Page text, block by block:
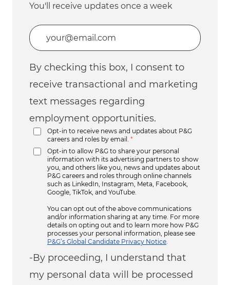
You'll receive updates once a week
Enter Email address (Required)
By checking this box, I consent to
receive transactional and marketing
text messages regarding
employment opportunities.
Opt-in to receive news and updates about P&G
careers and roles by email.
*
Opt-in to allow P&G to share your personal
information with its advertising partners to show
you, and others like you, news and updates about
P&G careers and roles through online channels
such as LinkedIn, Instagram, Meta, Facebook,
Google, TikTok, and YouTube.
You can opt out of the above communications
and/or information sharing at any time. For more
details on opting out and to learn more how P&G
processes your personal information, please see
P&G’s Global Candidate Privacy Notice
-By proceeding, I understand that
my personal data will be processed